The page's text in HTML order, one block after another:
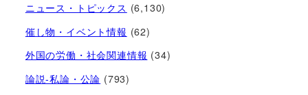
ニュース・トピックス (6,130)
催し物・イベント情報 (62)
外国の労働・社会関連情報 (34)
論説-私論・公論 (793)